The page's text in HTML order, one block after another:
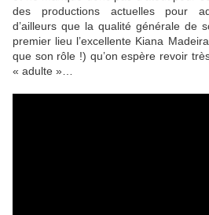
des productions actuelles pour
d’ailleurs que la qualité générale de
premier lieu l’excellente Kiana Madeira
que son rôle !) qu’on espère revoir
« adulte »…